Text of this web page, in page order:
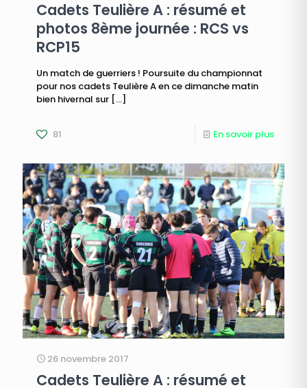
Cadets Teulière A : résumé et
photos 8ème journée : RCS vs
RCP15
Un match de guerriers ! Poursuite du championnat
pour nos cadets Teulière A en ce dimanche matin
bien hivernal sur […]
81 En savoir plus
26 novembre 2017
Cadets Teulière A : résumé et